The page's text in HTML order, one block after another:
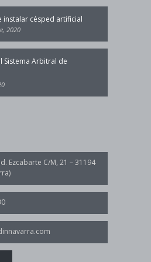
instalar césped artificial
2020
Sistema Arbitral de
Ezcabarte C/M, 21 – 31194